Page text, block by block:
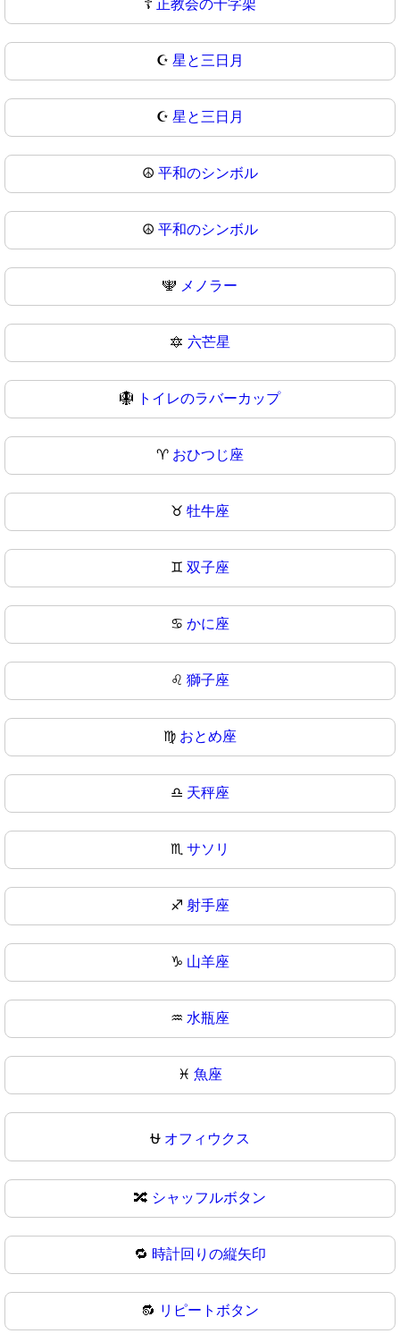
☦ 正教会の十字架
☪️ 星と三日月
☪ 星と三日月
☮️ 平和のシンボル
☮ 平和のシンボル
🕎 メノラー
🔯 六芒星
🪯 トイレのラバーカップ
♈ おひつじ座
♉ 牡牛座
♊ 双子座
♋ かに座
♌ 獅子座
♍ おとめ座
♎ 天秤座
♏ サソリ
♐ 射手座
♑ 山羊座
♒ 水瓶座
♓ 魚座
⛎ オフィウクス
🔀 シャッフルボタン
🔁 時計回りの縦矢印
🔂 リピートボタン